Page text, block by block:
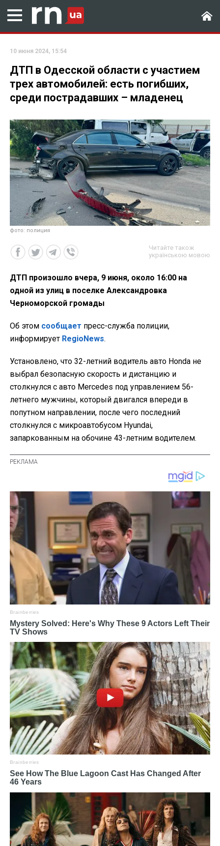
10 июня 2024, 15:54
ДТП в Одесской области с участием
трех автомобилей: есть погибших,
среди пострадавших – младенец
фото: полиция
Читайте також
українською мовою
ДТП произошло вчера, 9 июня, около 16:00 на
одной из улиц в поселке Александровка
Черноморской громады
Об этом сообщает пресс-служба полиции,
информирует RegioNews.
Установлено, что 32-летний водитель авто Honda не
выбрал безопасную скорость и дистанцию и
столкнулся с авто Mercedes под управлением 56-
летнего мужчины, который двигался впереди в
попутном направлении, после чего последний
столкнулся с микроавтобусом Hyundai,
запаркованным на обочине 43-летним водителем.